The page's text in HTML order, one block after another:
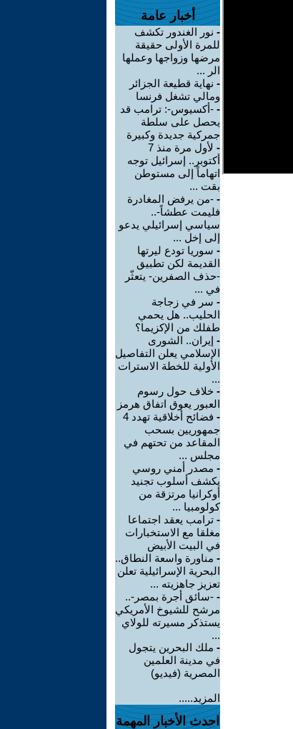
أخبار عامة
- نور الغندور تكشف
للمرة الأولى حقيقة
مرضها وزواجها وعملها
الر ...
- نهاية قطيعة الجزائر
ومالي تشغل فرنسا
- -أكسيوس-: ترامب قد
يحصل على سلطة
جمركية جديدة وكبيرة
-
لأول مرة منذ 7
أكتوبر.. إسرائيل توجه
اتهاماً إلى مستوطن
بقت ...
- -من يرفض المغادرة
فليمت عطشاً-..
سياسي إسرائيلي يدعو
إلى إخل ...
- سوريا تودع ليرتها
القديمة لكن تطبيق
-حذف الصفرين- يتعثّر
في ...
- سر في زجاجة
الحليب.. هل يحمي
طفلك من الإكزيما؟
- إيران.. الشورى
الإسلامي يعلن التفاصيل
الأولية للخطة الاسترات
...
- خلاف حول رسوم
العبور يعوق اتفاق هرمز
-
فضائح أخلاقية تهدد 4
جمهوريين بسحب
المقاعد من تحتهم في
مجلس ...
- مصدر أمني روسي
يكشف أسلوب تجنيد
أوكرانيا مرتزقة من
كولومبيا ...
- ترامب يعقد اجتماعا
مغلقا مع الاستخبارات
في البيت الأبيض
- مناورة واسعة النطاق..
البحرية الإسرائيلية تعلن
تعزيز جاهزيته ...
- -سائق أجرة بمصر-..
مرشح للشيوخ الأمريكي
يستذكر مسيرته للولاي
...
- ملك البحرين يتجول
في مدينة العلمين
المصرية (فيديو)
المزيد.....
احدث الأخبار المهمة